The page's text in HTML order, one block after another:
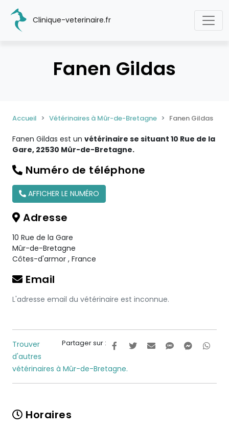
Clinique-veterinaire.fr
Fanen Gildas
Accueil Vétérinaires à Mûr-de-Bretagne Fanen Gildas
Fanen Gildas est un vétérinaire se situant 10 Rue de la
Gare, 22530 Mûr-de-Bretagne.
Numéro de téléphone
AFFICHER LE NUMÉRO
Adresse
10 Rue de la Gare
Mûr-de-Bretagne
Côtes-d'armor , France
Email
L'adresse email du vétérinaire est inconnue.
Partager sur :
Trouver
d'autres
vétérinaires à Mûr-de-Bretagne.
Horaires